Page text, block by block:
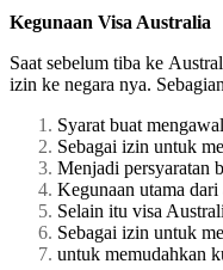
Kegunaan Visa Australia
Saat sebelum tiba ke
izin ke negara nya.
Syarat buat
Sebagai izin untuk
Menjadi persyaratan
Kegunaan utama
Selain itu visa
Sebagai izin untuk
untuk memudahkan